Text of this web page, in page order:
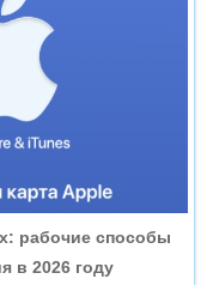
рабочие способы
в 2026 году